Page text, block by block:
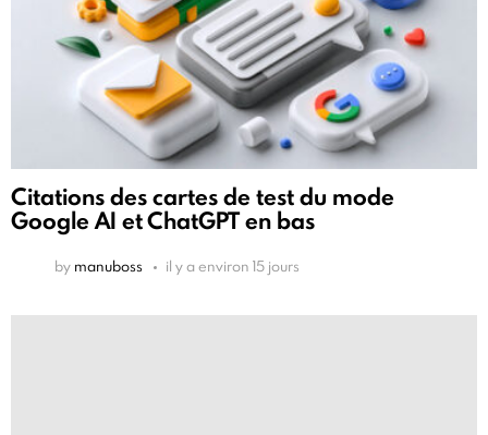
Citations des cartes de test du mode
Google AI et ChatGPT en bas
by manuboss il y a environ 15 jours